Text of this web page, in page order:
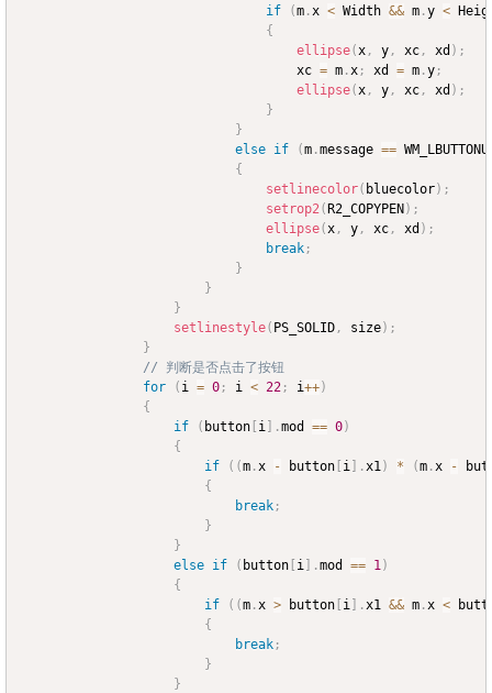
if
(m .x < Width && m .y <
{
ellipse(x , y , xc , xd ) ;
									xc
= m .x ; xd = m .y ;
ellipse(x , y , xc , xd ) ;
}
}
else if (m .message ==
{
setlinecolor( bluecolor) ;
setrop2( R2_COPYPEN ) ;
ellipse(x , y , xc , xd ) ;
break ;
}
}
}
setlinestyle( PS_SOLID , size) ;
}
// 判断是否点击了按钮
for
( i = 0 ; i < 22 ; i++)
{
if
( button i .mod == 0)
{
if
( (m .x - button i .x1) * (m .x -
{
break ;
}
}
else if ( button i .mod == 1)
{
if
( (m .x > button i .x1 && m .x <
{
break ;
}
}